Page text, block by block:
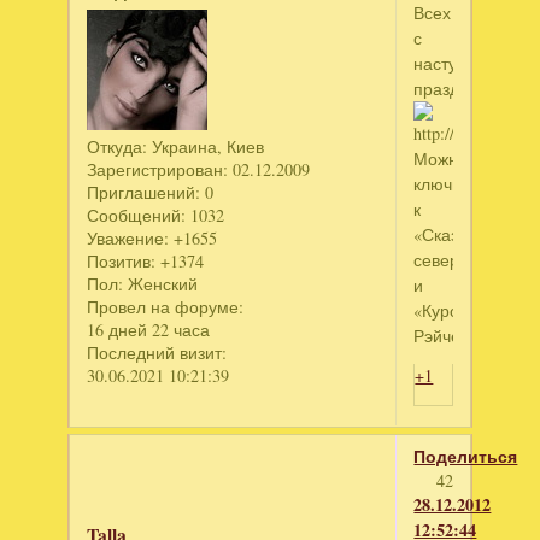
Откуда: Украина, Киев
Зарегистрирован: 02.12.2009
Приглашений: 0
Сообщений: 1032
Уважение: +1655
Позитив: +1374
Пол: Женский
Провел на форуме:
16 дней 22 часа
Последний визит:
30.06.2021 10:21:39
Всех
с
наступающими
праздниками!
Можно
ключи
к
«Сказания
севера»
и
«Курорт
Рэйчел»
+1
Поделиться
42
28.12.2012
12:52:44